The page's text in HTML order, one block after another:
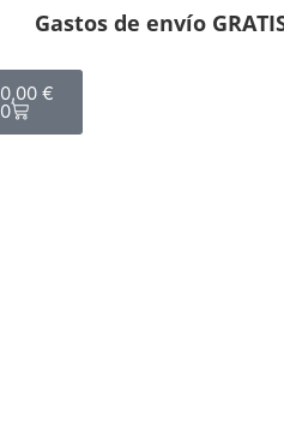
Gastos de envío
0,00 €
0